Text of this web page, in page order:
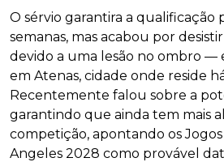
O sérvio garantira a qualificação
semanas, mas acabou por
devido a uma lesão no ombro —
em Atenas, cidade onde reside
Recentemente falou sobre a
garantindo que ainda tem mais
competição, apontando os
Angeles 2028 como provável